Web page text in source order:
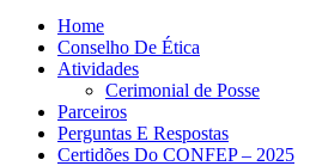
Home
Conselho De Ética
Atividades
Cerimonial de Posse
Parceiros
Perguntas E Respostas
Certidões Do CONFEP – 2025